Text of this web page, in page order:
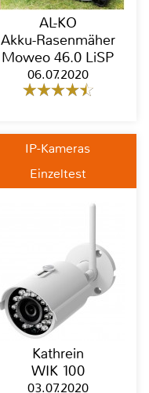
AL-KO
Akku-Rasenmäher
Moweo 46.0 LiSP
06.07.2020
IP-Kameras
Einzeltest
Kathrein
WIK 100
03.07.2020